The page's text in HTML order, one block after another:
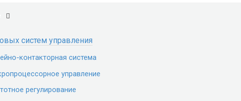
систем управления
контакторная система
управление
регулирование